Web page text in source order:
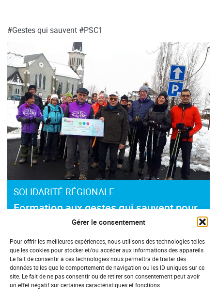
Gérer le consentement
Pour offrir les meilleures expériences, nous utilisons des technologies telles
que les cookies pour stocker et/ou accéder aux informations des appareils.
Le fait de consentir à ces technologies nous permettra de traiter des
données telles que le comportement de navigation ou les ID uniques sur ce
site. Le fait de ne pas consentir ou de retirer son consentement peut avoir
un effet négatif sur certaines caractéristiques et fonctions.
#Gestes qui sauvent #PSC1
SOLIDARITÉ RÉGIONALE
Formation aux gestes qui sauvent pour
les marcheurs nordique